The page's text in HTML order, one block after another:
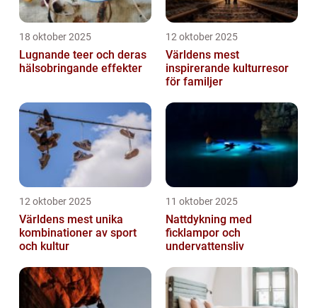
18 oktober 2025
Lugnande teer och deras
hälsobringande effekter
12 oktober 2025
Världens mest
inspirerande kulturresor
för familjer
12 oktober 2025
Världens mest unika
kombinationer av sport
och kultur
11 oktober 2025
Nattdykning med
ficklampor och
undervattensliv